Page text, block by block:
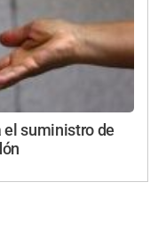
el suministro de